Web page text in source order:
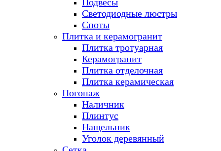
Светодиодные люстры
Споты
Плитка и керамогранит
Плитка тротуарная
Керамогранит
Плитка отделочная
Плитка керамическая
Погонаж
Наличник
Плинтус
Нащельник
Уголок деревянный